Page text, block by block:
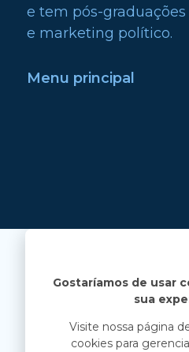
e tem pós-
e marketing político.
Menu principal
Gostaríamos de usar
sua
Visite nossa página
cookies para